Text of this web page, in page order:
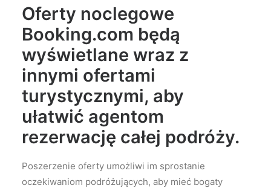
Oferty noclegowe
Booking.com będą
wyświetlane wraz z
innymi ofertami
turystycznymi, aby
ułatwić agentom
rezerwację całej podróży.
Poszerzenie oferty umożliwi im sprostanie
oczekiwaniom podróżujących, aby mieć bogaty